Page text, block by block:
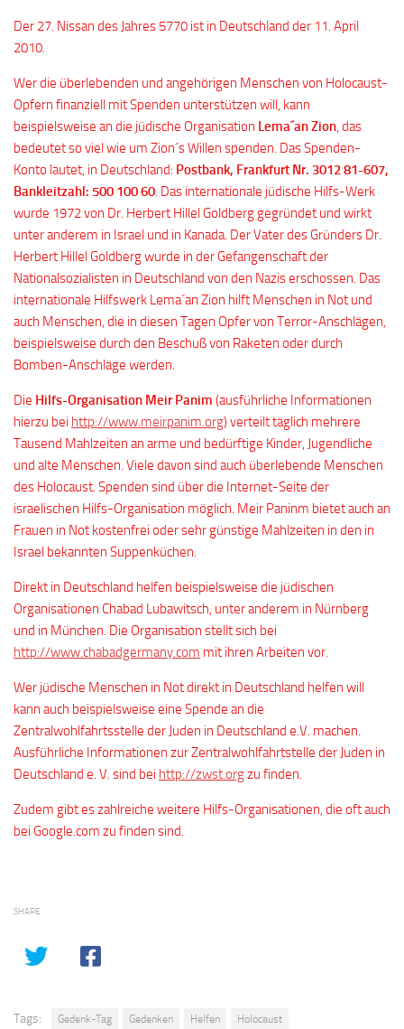
Der 27. Nissan des Jahres 5770 ist in Deutschland der 11. April
2010.
Wer die überlebenden und angehörigen Menschen von Holocaust-
Opfern finanziell mit Spenden unterstützen will, kann
beispielsweise an die jüdische Organisation Lema´an Zion, das
bedeutet so viel wie um Zion´s Willen spenden. Das Spenden-
Konto lautet, in Deutschland: Postbank, Frankfurt Nr. 3012 81-607,
Bankleitzahl: 500 100 60. Das internationale jüdische Hilfs-Werk
wurde 1972 von Dr. Herbert Hillel Goldberg gegründet und wirkt
unter anderem in Israel und in Kanada. Der Vater des Gründers Dr.
Herbert Hillel Goldberg wurde in der Gefangenschaft der
Nationalsozialisten in Deutschland von den Nazis erschossen. Das
internationale Hilfswerk Lema´an Zion hilft Menschen in Not und
auch Menschen, die in diesen Tagen Opfer von Terror-Anschlägen,
beispielsweise durch den Beschuß von Raketen oder durch
Bomben-Anschläge werden.
Die Hilfs-Organisation Meir Panim (ausführliche Informationen
hierzu bei http://www.meirpanim.org) verteilt täglich mehrere
Tausend Mahlzeiten an arme und bedürftige Kinder, Jugendliche
und alte Menschen. Viele davon sind auch überlebende Menschen
des Holocaust. Spenden sind über die Internet-Seite der
israelischen Hilfs-Organisation möglich. Meir Paninm bietet auch an
Frauen in Not kostenfrei oder sehr günstige Mahlzeiten in den in
Israel bekannten Suppenküchen.
Direkt in Deutschland helfen beispielsweise die jüdischen
Organisationen Chabad Lubawitsch, unter anderem in Nürnberg
und in München. Die Organisation stellt sich bei
http://www.chabadgermany.com mit ihren Arbeiten vor.
Wer jüdische Menschen in Not direkt in Deutschland helfen will
kann auch beispielsweise eine Spende an die
Zentralwohlfahrtsstelle der Juden in Deutschland e.V. machen.
Ausführliche Informationen zur Zentralwohlfahrtstelle der Juden in
Deutschland e. V. sind bei http://zwst.orgzu finden.
Zudem gibt es zahlreiche weitere Hilfs-Organisationen, die oft auch
bei Google.com zu finden sind.
SHARE
Tags: Gedenk-Tag Gedenken Helfen Holocaust